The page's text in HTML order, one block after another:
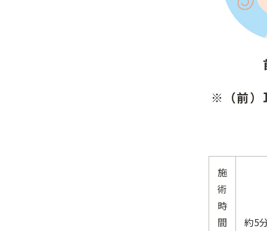
※（前）
施
術
時
間
約5